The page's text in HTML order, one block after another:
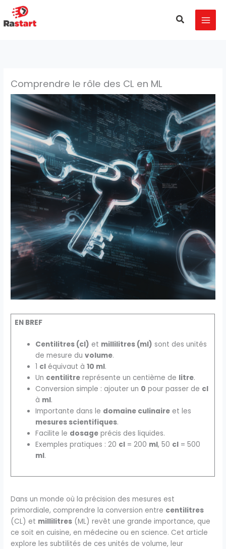
contenu
Comprendre le rôle des CL en ML
EN BREF
Centilitres (cl) et millilitres (ml) sont des unités
de mesure du volume.
1 cléquivaut à 10 ml.
Un centilitrereprésente un centième de litre.
Conversion simple : ajouter un 0 pour passer de cl
à ml.
Importante dans le domaine culinaireet les
mesures scientifiques.
Facilite le dosageprécis des liquides.
Exemples pratiques : 20 cl= 200 ml, 50 cl= 500
ml.
Dans un monde où la précision des mesures est
primordiale, comprendre la conversion entre centilitres
(CL) et millilitres (ML) revêt une grande importance, que
ce soit en cuisine, en médecine ou en science. Cet article
explore les subtilités de ces unités de volume, leur